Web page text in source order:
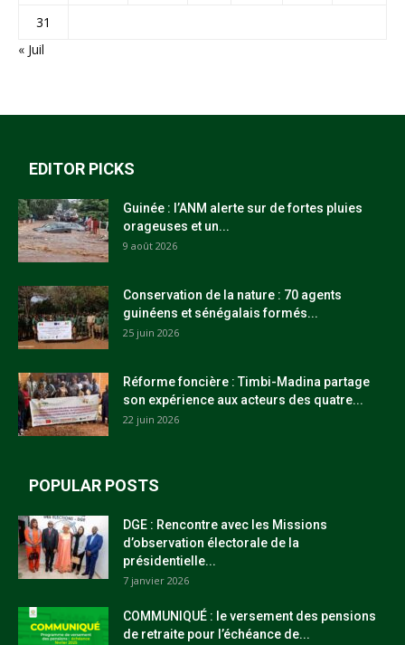
31
« Juil
EDITOR PICKS
Guinée : l’ANM alerte sur de fortes pluies
orageuses et un...
9 août 2026
Conservation de la nature : 70 agents
guinéens et sénégalais formés...
25 juin 2026
Réforme foncière : Timbi-Madina partage
son expérience aux acteurs des quatre...
22 juin 2026
POPULAR POSTS
DGE : Rencontre avec les Missions
d’observation électorale de la
présidentielle...
7 janvier 2026
COMMUNIQUÉ : le versement des pensions
de retraite pour l’échéance de...